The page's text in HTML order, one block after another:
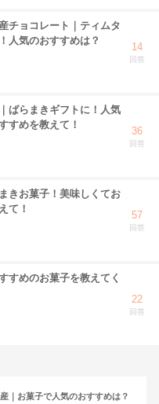
チョコレート｜ティムタ
人気のおすすめは？
14
回答
ばらまきギフトに！人気
すめを教えて！
36
回答
きお菓子！美味しくてお
て！
57
回答
すめのお菓子を教えてく
22
回答
｜お菓子で人気のおすすめは？